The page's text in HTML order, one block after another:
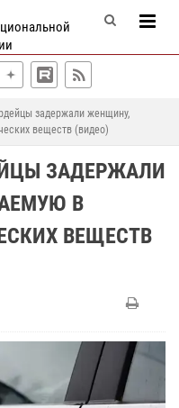
задержали женщину,
веществ (видео)
ЗАДЕРЖАЛИ
В
ВЕЩЕСТВ